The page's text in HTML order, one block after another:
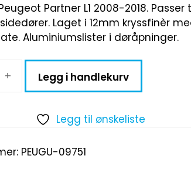
Partner L1 2008-2018. Passer
Laget i 12mm kryssfinèr
Aluminiumslister i døråpninger.
+ Legg i handlekurv
Legg til ønskeliste
PEUGU-09751